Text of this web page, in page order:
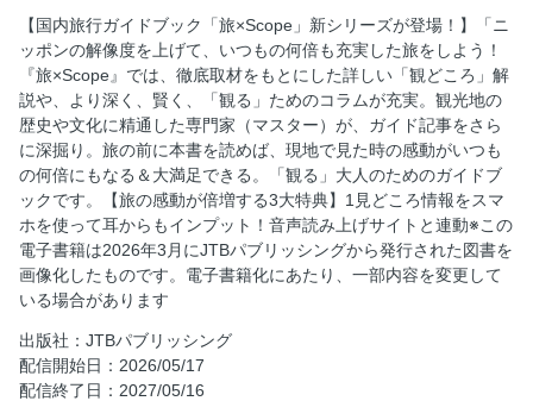
マスターと学ぶ知的たび／自然
マスターと学ぶ知的たび／歴史
マスターと学ぶ知的たび／温泉
MAP／北海道図
旅まえプランニング／北海道はやわかり
旅まえプランニング／旅のベストシーズンを知る
旅まえプランニング／モデルプラン
旅先で役立つ便利な情報
札幌 札幌郊外 定山渓
札幌
MAP／札幌郊外／札幌中心
【国内旅行ガイドブック「旅×Scope」新シリーズが登場！】「ニ
ッポンの解像度を上げて、いつもの何倍も充実した旅をしよう！
『旅×Scope』では、徹底取材をもとにした詳しい「観どころ」解
説や、より深く、賢く、「観る」ためのコラムが充実。観光地の
歴史や文化に精通した専門家（マスター）が、ガイド記事をさら
に深掘り。旅の前に本書を読めば、現地で見た時の感動がいつも
の何倍にもなる＆大満足できる。「観る」大人のためのガイドブ
ックです。【旅の感動が倍増する3大特典】1見どころ情報をスマ
ホを使って耳からもインプット！音声読み上げサイトと連動※この
電子書籍は2026年3月にJTBパブリッシングから発行された図書を
画像化したものです。電子書籍化にあたり、一部内容を変更して
いる場合があります
出版社：JTBパブリッシング
配信開始日：2026/05/17
配信終了日：2027/05/16